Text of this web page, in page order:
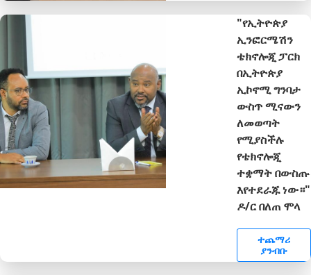
"የኢትዮጵያ
ኢንፎርሜሽን
ቴክኖሎጂ ፓርክ
በኢትዮጵያ
ኢኮኖሚ ግንባታ
ውስጥ ሚናውን
ለመወጣት
የሚያስችሉ
የቴክኖሎጂ
ተቋማት በውስጡ
እየተደራጁ ነው።"
ዶ/ር በለጠ ሞላ
ተጨማሪ
ያንብቡ